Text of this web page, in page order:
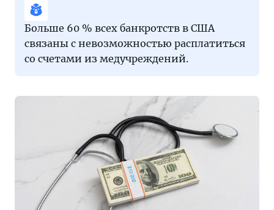
Больше 60 % всех банкротств в США
связаны с невозможностью расплатиться
со счетами из медучреждений.